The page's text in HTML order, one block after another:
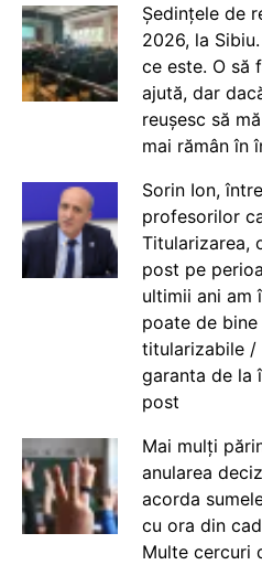
Ședințele de
2026, la
ce este. O să
ajută, dar
reușesc să
mai rămân în
Sorin Ion,
profesorilor
Titularizarea,
post pe
ultimii ani am
poate de
titularizabile /
garanta de la
post
Mai mulți
anularea
acorda
cu ora din
Multe cercuri